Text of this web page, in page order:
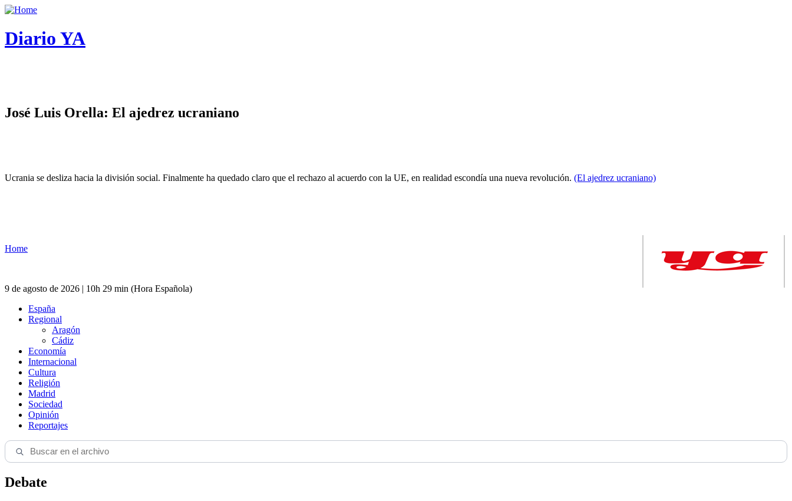
Diario YA
José Luis Orella: El ajedrez ucraniano
Ucrania se desliza hacia la división social. Finalmente ha quedado claro que el rechazo al acuerdo con la UE, en realidad escondía una nueva revolución. (El ajedrez ucraniano)
Home
9 de agosto de 2026 | 10h 29 min (Hora Española)
España
Regional
Aragón
Cádiz
Economía
Internacional
Cultura
Religión
Madrid
Sociedad
Opinión
Reportajes
Debate